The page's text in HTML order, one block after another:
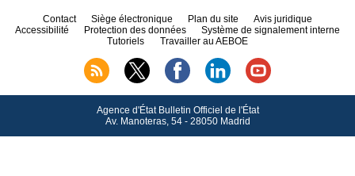
Contact Siège électronique Plan du site
Avis juridique
Accessibilité
Protection des données
Système de signalement interne
Tutoriels
Travailler au AEBOE
Agence d'État Bulletin Officiel de l'État
Av.Manoteras, 54 - 28050 Madrid